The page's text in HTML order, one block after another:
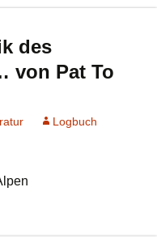
des
von Pat To
Logbuch